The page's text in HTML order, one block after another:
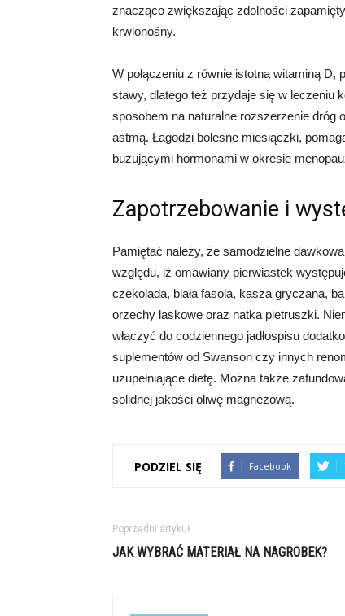
znacząco zwiększając zdolności
krwionośny.
W połączeniu z równie istotną witaminą
stawy, dlatego też przydaje się w leczeniu
sposobem na naturalne rozszerzenie dróg
astmą. Łagodzi bolesne miesiączki,
buzującymi hormonami w okresie
Zapotrzebowanie i
Pamiętać należy, że samodzielne
względu, iż omawiany pierwiastek
czekolada, biała fasola, kasza gryczana,
orzechy laskowe oraz natka pietruszki.
włączyć do codziennego jadłospisu
suplementów od Swanson czy innych
uzupełniające dietę. Można także
solidnej jakości oliwę magnezową.
PODZIEL SIĘ Facebook
Poprzedni artykuł
JAK WYBRAĆ MATERIAŁ NA NAGROBEK?